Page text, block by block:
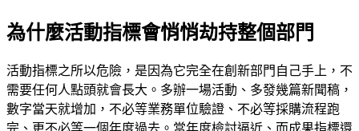
為什麼活動指標會悄悄劫持整個部門
活動指標之所以危險，是因為它完全在創新部門自己手上，不
需要任何人點頭就會長大。多辦一場活動、多發幾篇新聞稿，
數字當天就增加，不必等業務單位驗證、不必等採購流程跑